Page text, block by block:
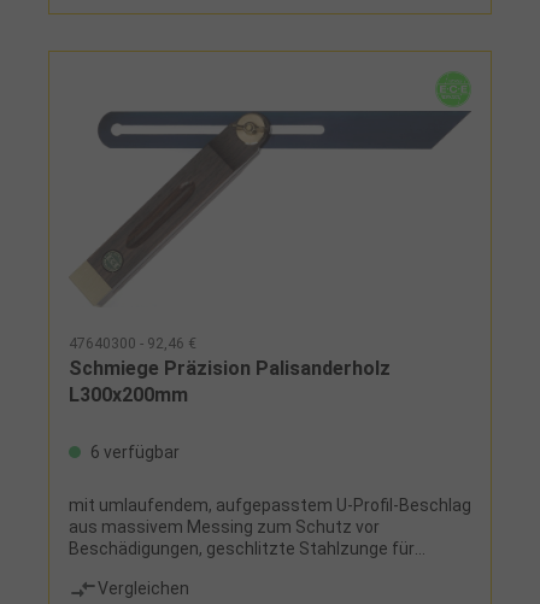
47640300 - 92,46 €
Schmiege Präzision Palisanderholz
L300x200mm
6 verfügbar
mit umlaufendem, aufgepasstem U-Profil-Beschlag
aus massivem Messing zum Schutz vor
Beschädigungen, geschlitzte Stahlzunge für
Schenkel mit handlicher Griffmulde
Vergleichen